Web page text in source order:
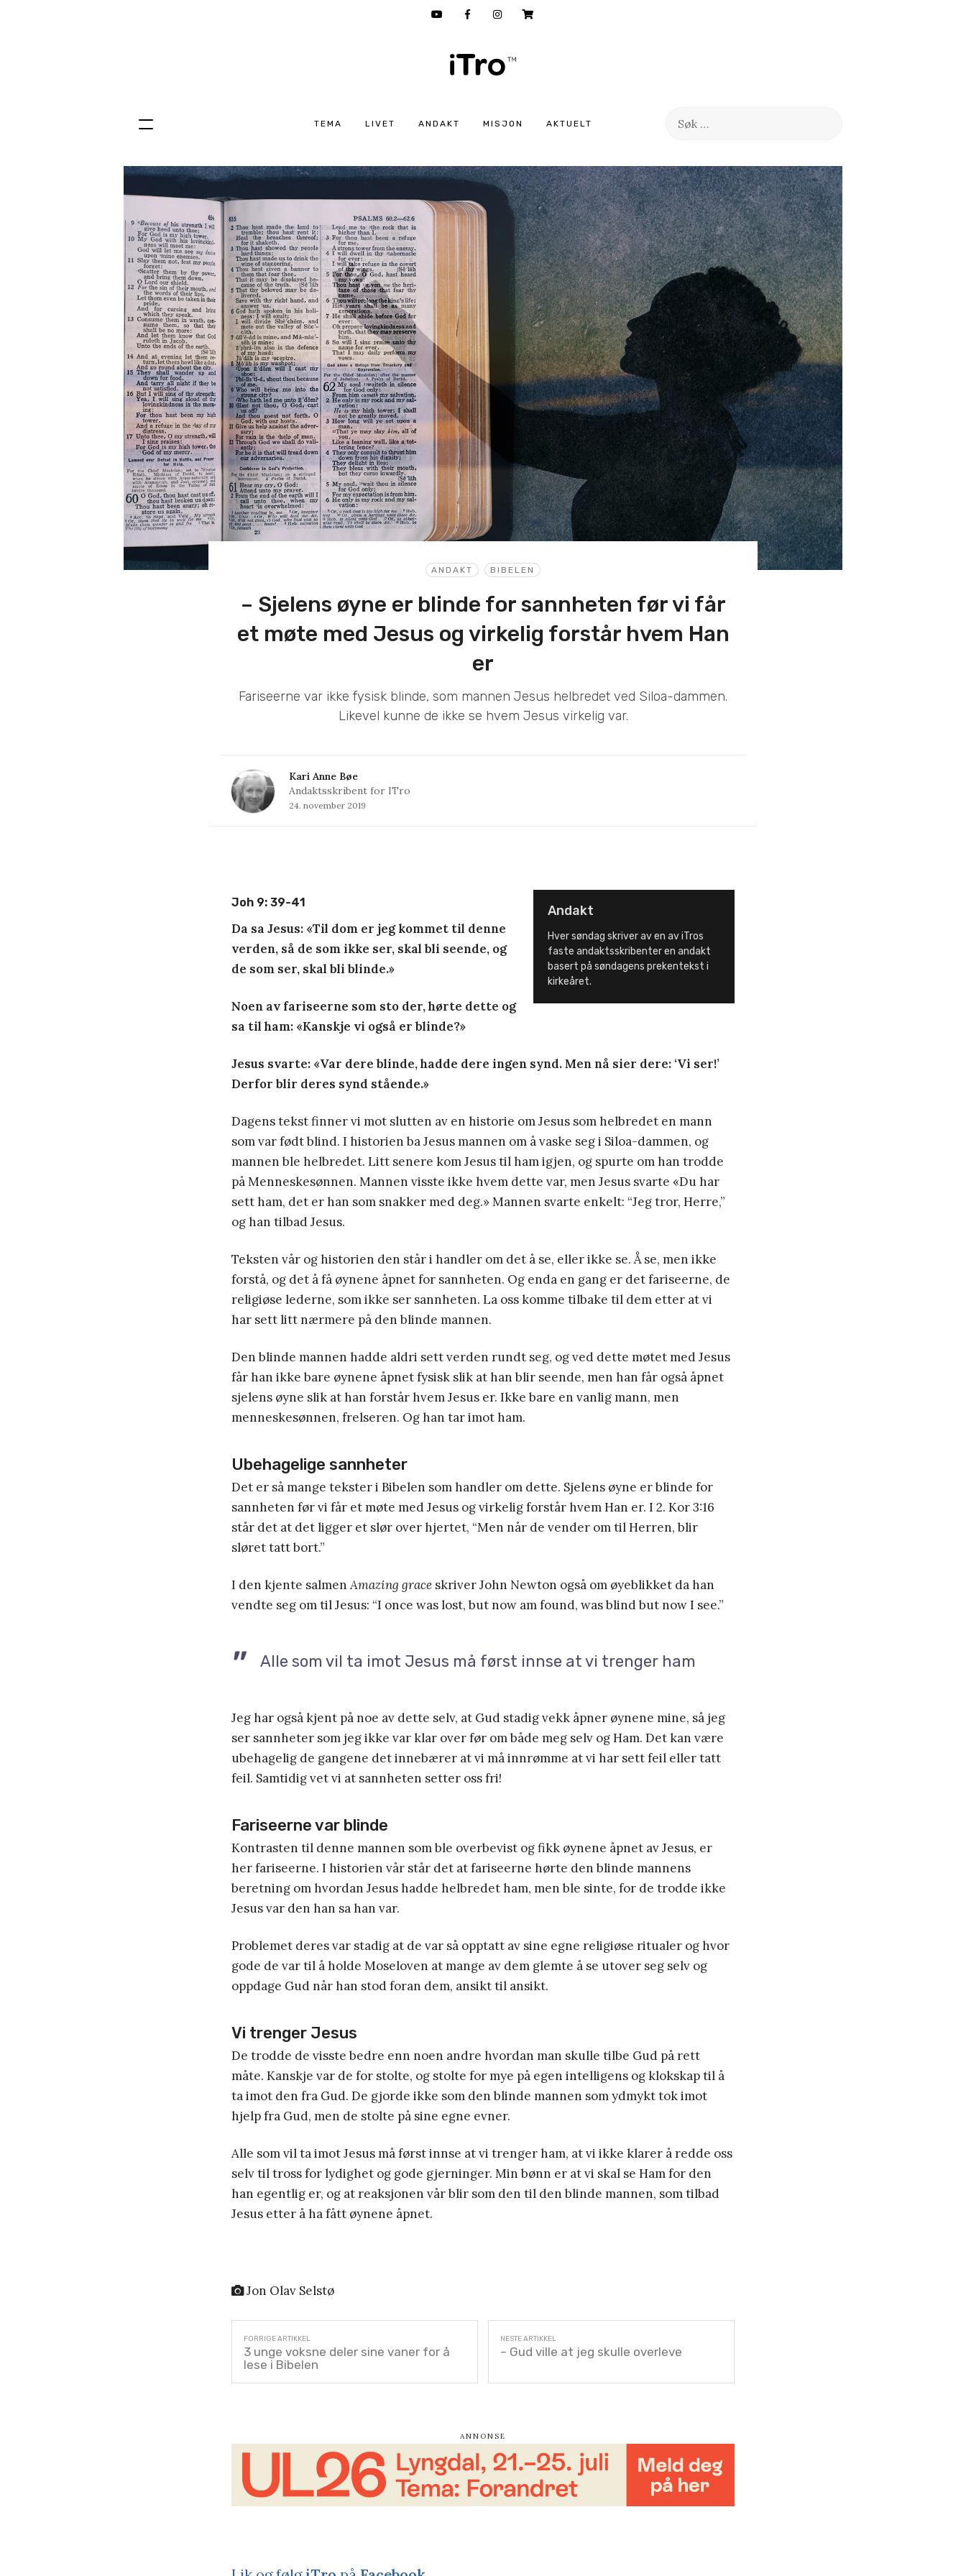
TEMA LIVET ANDAKT MISJON AKTUELT
Søk
Hopp
innhold
ANDAKT BIBELEN
– Sjelens øyne er blinde for sannheten før vi får
et møte med Jesus og virkelig forstår hvem Han
er
Fariseerne var ikke fysisk blinde, som mannen Jesus helbredet ved Siloa-dammen.
Likevel kunne de ikke se hvem Jesus virkelig var.
Kari Anne Bøe
Andaktsskribent for ITro
24. november 2019
Andakt
Hver søndag skriver av en av iTros
faste andaktsskribenter en andakt
basert på søndagens prekentekst i
kirkeåret.
Joh 9: 39-41
Da sa Jesus: «Til dom er jeg kommet til denne
verden, så de som ikke ser, skal bli seende, og
de som ser, skal bli blinde.»
Noen av fariseerne som sto der, hørte dette og
sa til ham: «Kanskje vi også er blinde?»
Jesus svarte: «Var dere blinde, hadde dere ingen synd. Men nå sier dere: ‘Vi ser!’
Derfor blir deres synd stående.»
Dagens tekst finner vi mot slutten av en historie om Jesus som helbredet en mann
som var født blind. I historien ba Jesus mannen om å vaske seg i Siloa-dammen, og
mannen ble helbredet. Litt senere kom Jesus til ham igjen, og spurte om han trodde
på Menneskesønnen. Mannen visste ikke hvem dette var, men Jesus svarte «Du har
sett ham, det er han som snakker med deg.» Mannen svarte enkelt: “Jeg tror, Herre,”
og han tilbad Jesus.
Teksten vår og historien den står i handler om det å se, eller ikke se. Å se, men ikke
forstå, og det å få øynene åpnet for sannheten. Og enda en gang er det fariseerne, de
religiøse lederne, som ikke ser sannheten. La oss komme tilbake til dem etter at vi
har sett litt nærmere på den blinde mannen.
Den blinde mannen hadde aldri sett verden rundt seg, og ved dette møtet med Jesus
får han ikke bare øynene åpnet fysisk slik at han blir seende, men han får også åpnet
sjelens øyne slik at han forstår hvem Jesus er. Ikke bare en vanlig mann, men
menneskesønnen, frelseren. Og han tar imot ham.
Ubehagelige sannheter
Det er så mange tekster i Bibelen som handler om dette. Sjelens øyne er blinde for
sannheten før vi får et møte med Jesus og virkelig forstår hvem Han er. I 2. Kor 3:16
står det at det ligger et slør over hjertet, “Men når de vender om til Herren, blir
sløret tatt bort.”
I den kjente salmenAmazing grace skriver John Newton også om øyeblikket da han
vendte seg om til Jesus: “I once was lost, but now am found, was blind but now I see.”
Alle som vil ta imot Jesus må først innse at vi trenger ham
Jeg har også kjent på noe av dette selv, at Gud stadig vekk åpner øynene mine, så jeg
ser sannheter som jeg ikke var klar over før om både meg selv og Ham. Det kan være
ubehagelig de gangene det innebærer at vi må innrømme at vi har sett feil eller tatt
feil. Samtidig vet vi at sannheten setter oss fri!
Fariseerne var blinde
Kontrasten til denne mannen som ble overbevist og fikk øynene åpnet av Jesus, er
her fariseerne. I historien vår står det at fariseerne hørte den blinde mannens
beretning om hvordan Jesus hadde helbredet ham, men ble sinte, for de trodde ikke
Jesus var den han sa han var.
Problemet deres var stadig at de var så opptatt av sine egne religiøse ritualer og hvor
gode de var til å holde Moseloven at mange av dem glemte å se utover seg selv og
oppdage Gud når han stod foran dem, ansikt til ansikt.
Vi trenger Jesus
De trodde de visste bedre enn noen andre hvordan man skulle tilbe Gud på rett
måte. Kanskje var de for stolte, og stolte for mye på egen intelligens og klokskap til å
ta imot den fra Gud. De gjorde ikke som den blinde mannen som ydmykt tok imot
hjelp fra Gud, men de stolte på sine egne evner.
Alle som vil ta imot Jesus må først innse at vi trenger ham, at vi ikke klarer å redde oss
selv til tross for lydighet og gode gjerninger. Min bønn er at vi skal se Ham for den
han egentlig er, og at reaksjonen vår blir som den til den blinde mannen, som tilbad
Jesus etter å ha fått øynene åpnet.
Jon Olav Selstø
3 unge voksne deler sine vaner for å
lese i Bibelen
– Gud ville at jeg skulle overleve